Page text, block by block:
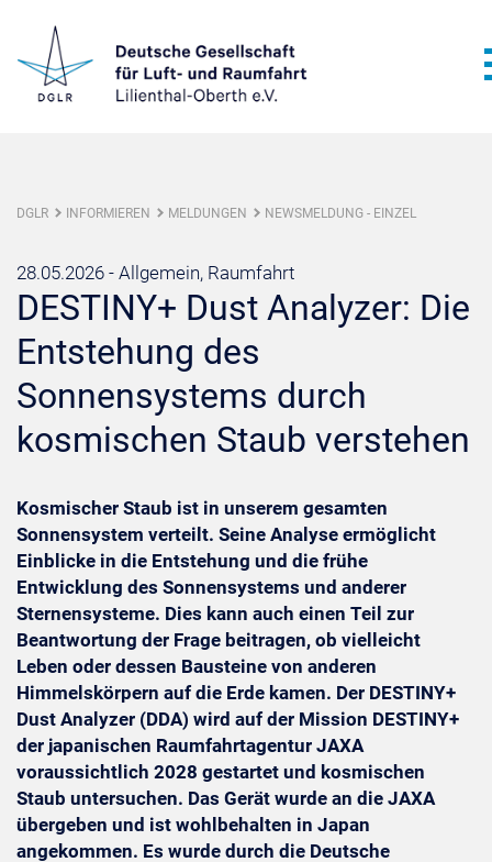
DGLR INFORMIEREN MELDUNGEN NEWSMELDUNG - EINZEL
28.05.2026 - Allgemein, Raumfahrt
DESTINY+ Dust Analyzer: Die
Entstehung des
Sonnensystems durch
kosmischen Staub verstehen
Kosmischer Staub ist in unserem gesamten
Sonnensystem verteilt. Seine Analyse ermöglicht
Einblicke in die Entstehung und die frühe
Entwicklung des Sonnensystems und anderer
Sternensysteme. Dies kann auch einen Teil zur
Beantwortung der Frage beitragen, ob vielleicht
Leben oder dessen Bausteine von anderen
Himmelskörpern auf die Erde kamen. Der DESTINY+
Dust Analyzer (DDA) wird auf der Mission DESTINY+
der japanischen Raumfahrtagentur JAXA
voraussichtlich 2028 gestartet und kosmischen
Staub untersuchen. Das Gerät wurde an die JAXA
übergeben und ist wohlbehalten in Japan
angekommen. Es wurde durch die Deutsche